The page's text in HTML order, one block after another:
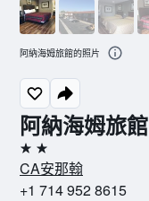
阿納海姆旅館
2星級
CA安那翰
+1 714 952 8615
阿納海姆旅館的照片